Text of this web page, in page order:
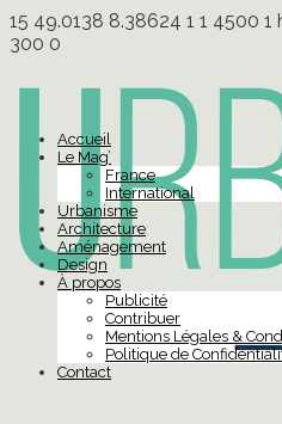
15 49.0138 8.38624 1 1 4500 1
300 0
Accueil
Le Mag’
France
International
Urbanisme
Architecture
Aménagement
Design
À propos
Publicité
Contribuer
Mentions Légales &
Politique de
Contact